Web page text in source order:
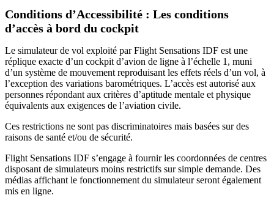
Conditions d’Accessibilité : Les conditions
d’accès à bord du cockpit
Le simulateur de vol exploité par Flight Sensations IDF est une
réplique exacte d’un cockpit d’avion de ligne à l’échelle 1, muni
d’un système de mouvement reproduisant les effets réels d’un vol, à
l’exception des variations barométriques. L’accès est autorisé aux
personnes répondant aux critères d’aptitude mentale et physique
équivalents aux exigences de l’aviation civile.
Ces restrictions ne sont pas discriminatoires mais basées sur des
raisons de santé et/ou de sécurité.
Flight Sensations IDF s’engage à fournir les coordonnées de centres
disposant de simulateurs moins restrictifs sur simple demande. Des
médias affichant le fonctionnement du simulateur seront également
mis en ligne.